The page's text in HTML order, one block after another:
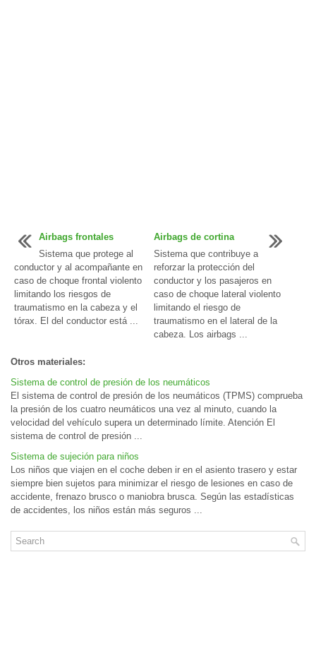
Airbags frontales
Sistema que protege al
conductor y al acompañante en
caso de choque frontal violento
limitando los riesgos de
traumatismo en la cabeza y el
tórax. El del conductor está ...
Airbags de cortina
Sistema que contribuye a
reforzar la protección del
conductor y los pasajeros en
caso de choque lateral violento
limitando el riesgo de
traumatismo en el lateral de la
cabeza. Los airbags ...
Otros materiales:
Sistema de control de presión de los neumáticos
El sistema de control de presión de los neumáticos (TPMS) comprueba
la presión de los cuatro neumáticos una vez al minuto, cuando la
velocidad del vehículo supera un determinado límite. Atención El
sistema de control de presión ...
Sistema de sujeción para niños
Los niños que viajen en el coche deben ir en el asiento trasero y estar
siempre bien sujetos para minimizar el riesgo de lesiones en caso de
accidente, frenazo brusco o maniobra brusca. Según las estadísticas
de accidentes, los niños están más seguros ...